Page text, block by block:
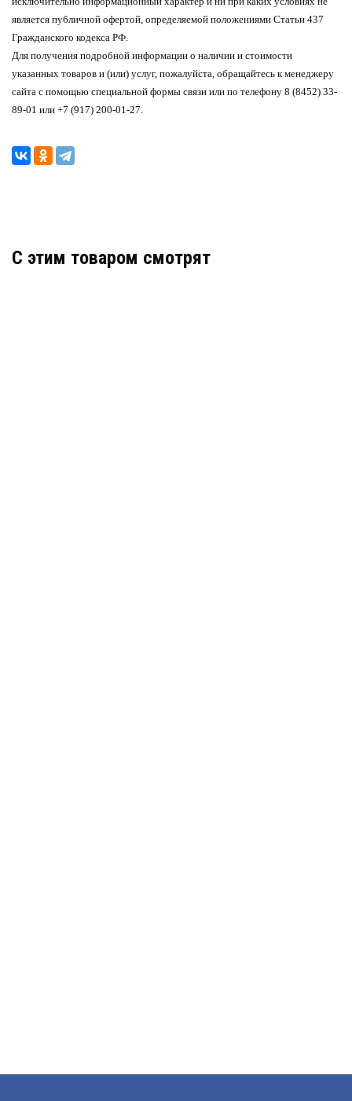
является публичной офертой, определяемой положениями Статьи 437
Гражданского кодекса РФ.
Для получения подробной информации о наличии и стоимости
указанных товаров и (или) услуг, пожалуйста, обращайтесь к менеджеру
сайта с помощью специальной формы связи или по телефону 8 (8452) 33-
89-01 или +7 (917) 200-01-27.
C этим товаром смотрят